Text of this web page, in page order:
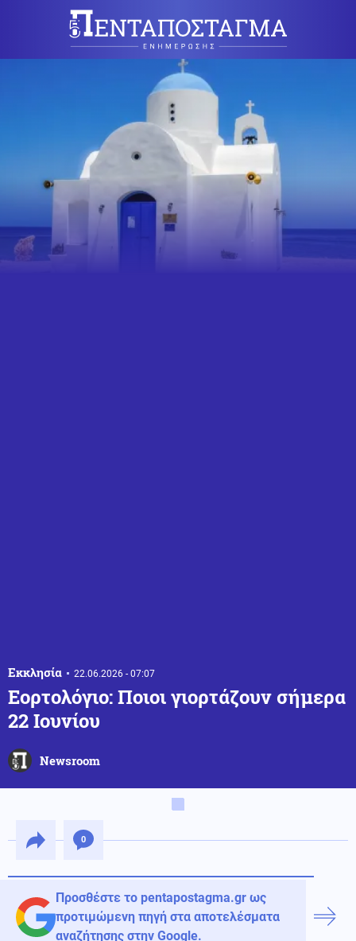
Εκκλησία 22.06.2026 - 07:07
Εορτολόγιο: Ποιοι γιορτάζουν σήμερα
22 Ιουνίου
Newsroom
0
Προσθέστε το pentapostagma.gr ως
προτιμώμενη πηγή στα αποτελέσματα
αναζήτησης στην Google.